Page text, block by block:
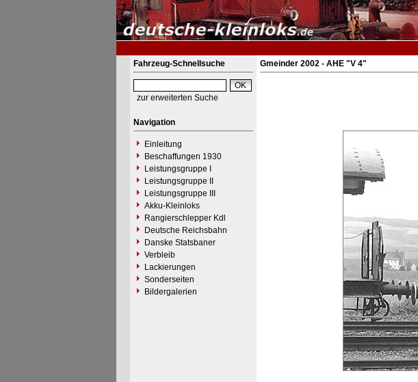
Fahrzeug-Schnellsuche
zur erweiterten Suche
Navigation
Einleitung
Beschaffungen 1930
Leistungsgruppe I
Leistungsgruppe II
Leistungsgruppe III
Akku-Kleinloks
Rangierschlepper Kdl
Deutsche Reichsbahn
Danske Statsbaner
Verbleib
Lackierungen
Sonderseiten
Bildergalerien
Gmeinder 2002 - AHE "V 4"